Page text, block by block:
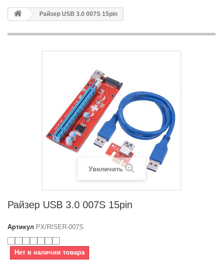
Райзер USB 3.0 007S 15pin
Увеличить
Райзер USB 3.0 007S 15pin
Артикул PX/RISER-007S
Нет в наличии товара